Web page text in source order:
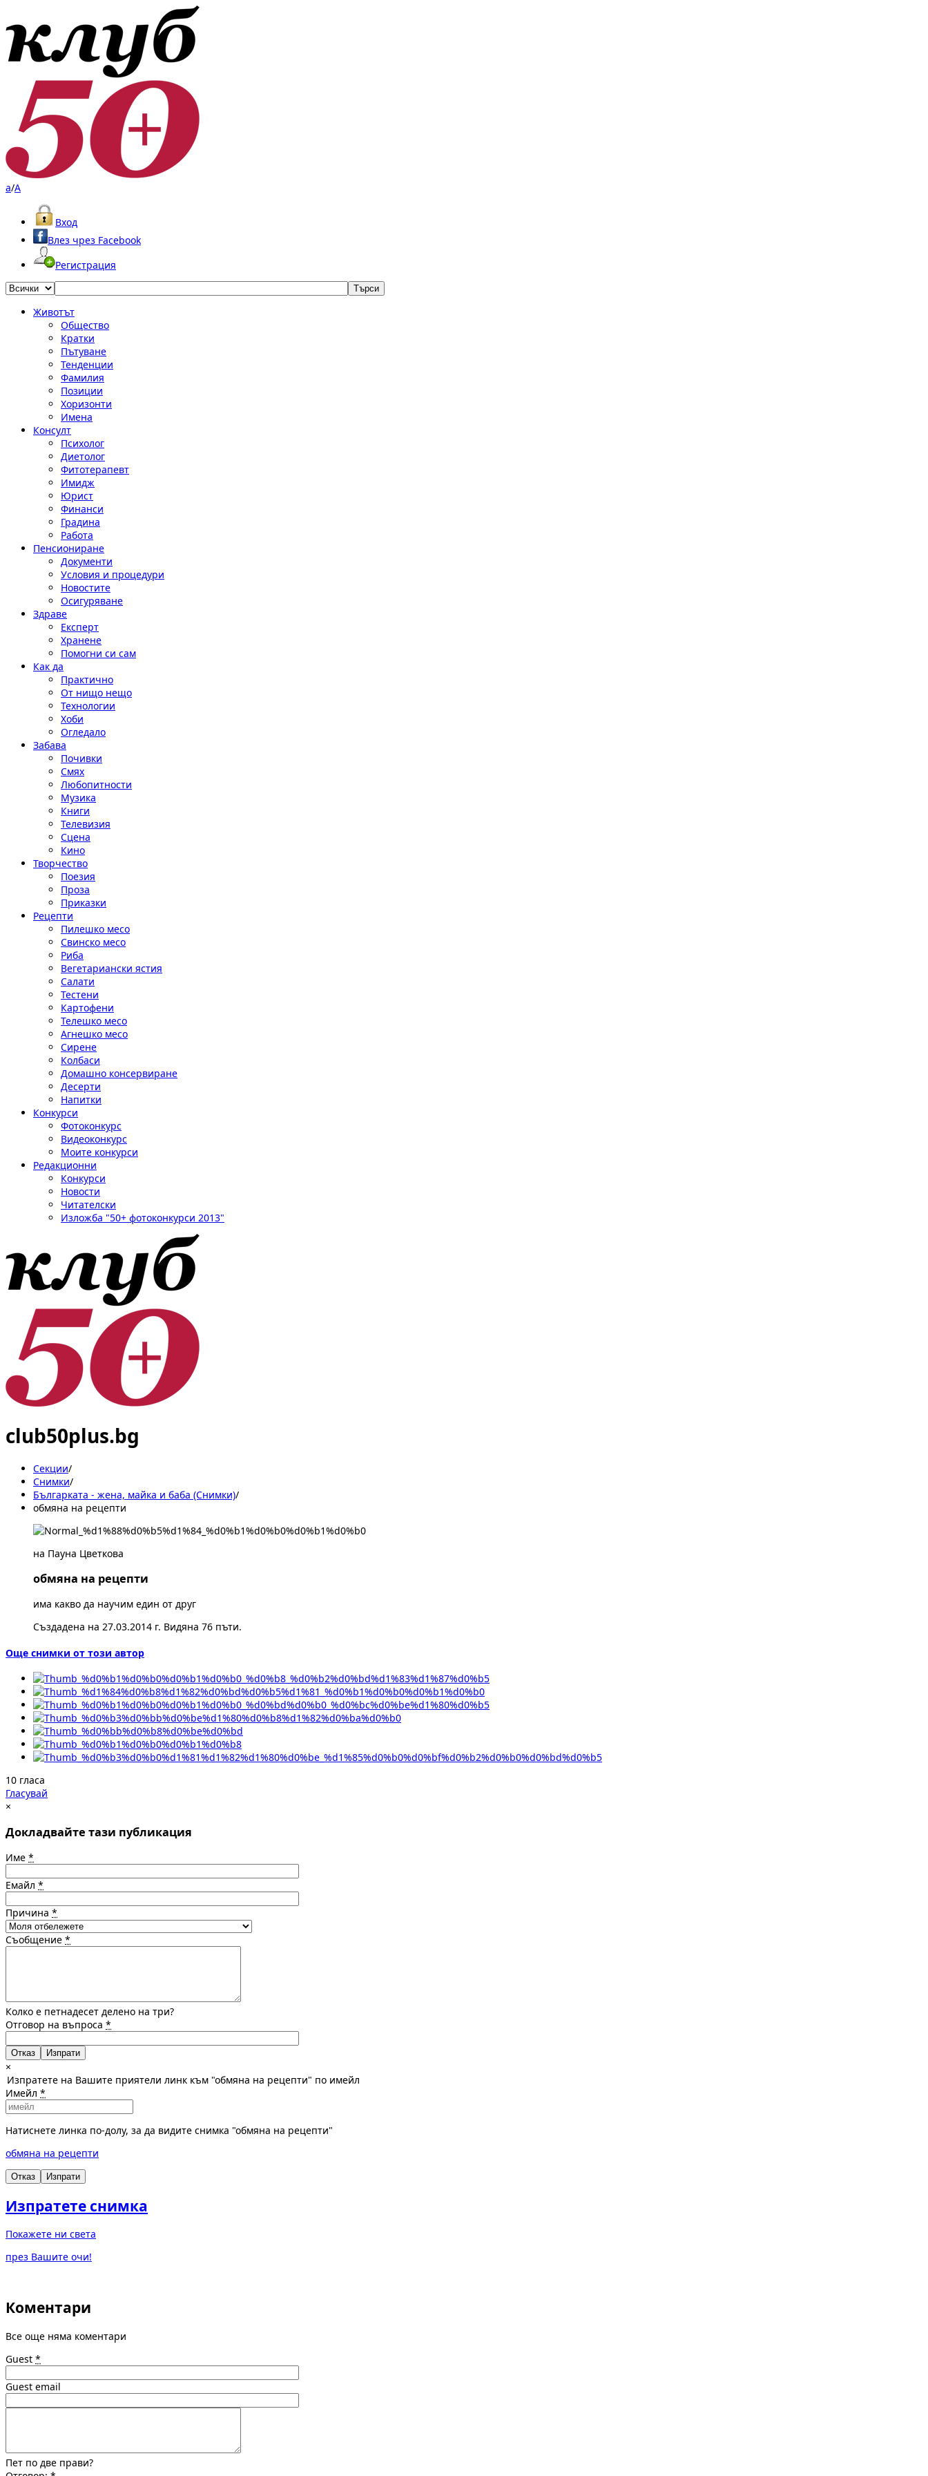
a/A
Вход
Влез чрез Facebook
Регистрация
Животът
Общество
Кратки
Пътуване
Тенденции
Фамилия
Позиции
Хоризонти
Имена
Консулт
Психолог
Диетолог
Фитотерапевт
Имидж
Юрист
Финанси
Градина
Работа
Пенсиониране
Документи
Условия и процедури
Новостите
Осигуряване
Здраве
Експерт
Хранене
Помогни си сам
Как да
Практично
От нищо нещо
Технологии
Хоби
Огледало
Забава
Почивки
Смях
Любопитности
Музика
Книги
Телевизия
Сцена
Кино
Творчество
Поезия
Проза
Приказки
Рецепти
Пилешко месо
Свинско месо
Риба
Вегетариански ястия
Салати
Тестени
Картофени
Телешко месо
Агнешко месо
Сирене
Колбаси
Домашно консервиране
Десерти
Напитки
Конкурси
Фотоконкурс
Видеоконкурс
Моите конкурси
Редакционни
Конкурси
Новости
Читателски
Изложба "50+ фотоконкурси 2013"
club50plus.bg
Секции/
Снимки/
Българката - жена, майка и баба (Снимки)/
обмяна на рецепти
на Пауна Цветкова
обмяна на рецепти
има какво да научим един от друг
Създадена на 27.03.2014 г. Видяна 76 пъти.
Още снимки от този автор
10 гласа
Гласувай
×
Докладвайте тази публикация
Име *
Емайл *
Причина *
Съобщение *
Колко е петнадесет делено на три?
Отговор на въпроса *
Отказ
×
Изпратете на Вашите приятели линк към "обмяна на рецепти" по имейл
Имейл *
Натиснете линка по-долу, за да видите снимка "обмяна на рецепти"
обмяна на рецепти
Отказ Изпрати
Изпратете снимка
Покажете ни света
през Вашите очи!
Коментари
Все още няма коментари
Guest *
Guest email
Пет по две прави?